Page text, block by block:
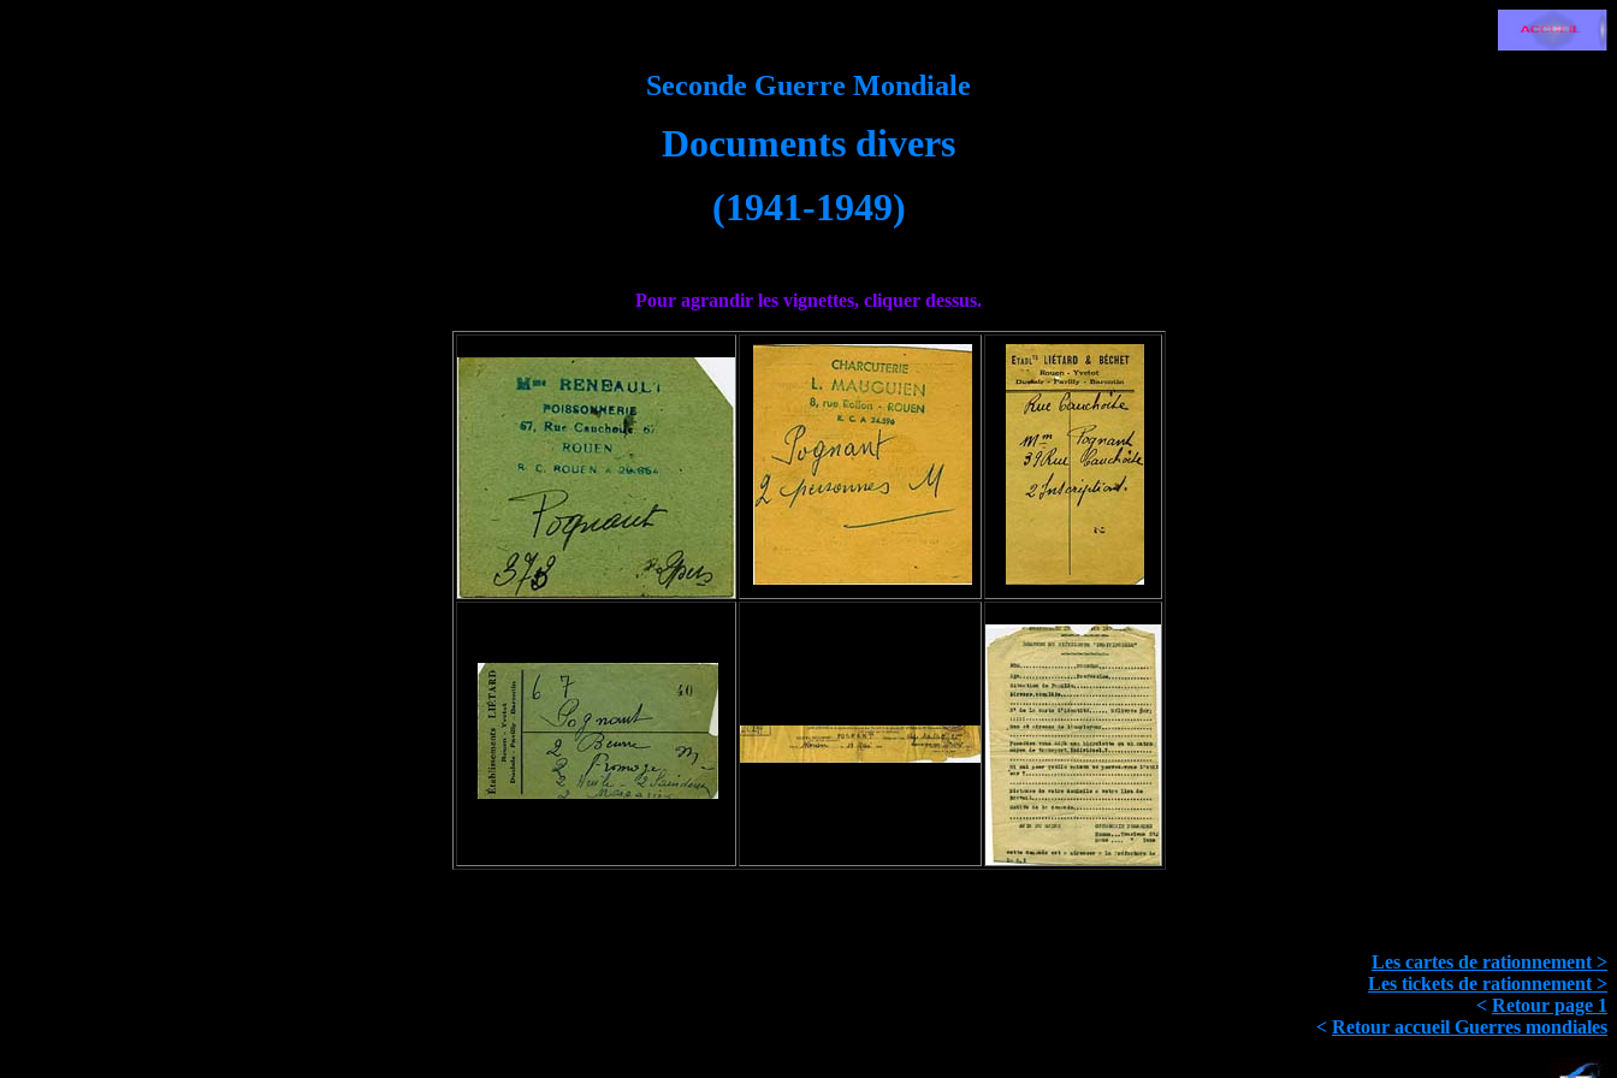
Seconde Guerre Mondiale
Documents divers
(1941-1949)
Pour agrandir les vignettes, cliquer dessus.
Les cartes de rationnement >
Les tickets de rationnement >
< Retour page 1
< Retour accueil Guerres mondiales